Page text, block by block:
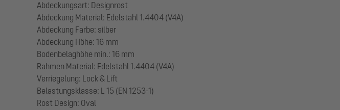
Abdeckungsart: Designrost
Abdeckung Material: Edelstahl 1.4404 (V4A)
Abdeckung Farbe: silber
Abdeckung Höhe: 16 mm
Bodenbelaghöhe min.: 16 mm
Rahmen Material: Edelstahl 1.4404 (V4A)
Verriegelung: Lock & Lift
Belastungsklasse: L 15 (EN 1253-1)
Rost Design: Oval